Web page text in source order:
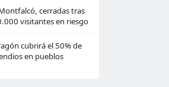
cerradas tras
visitantes en riesgo
cubrirá el 50% de
en pueblos